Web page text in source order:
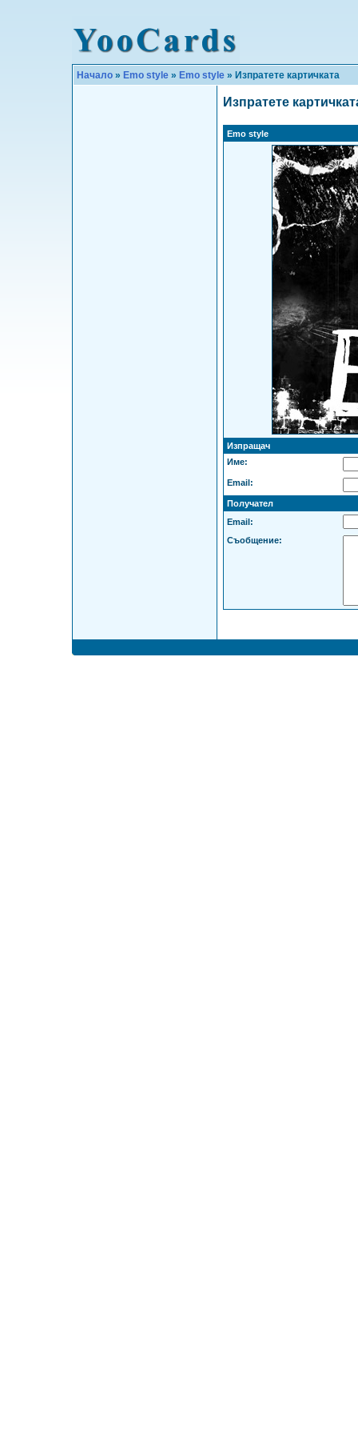
Начало » Emo style » Emo style » Изпратете картичката
Изпратете
Emo style
Изпращач
Име:
Email:
Получател
Email:
Съобщение: